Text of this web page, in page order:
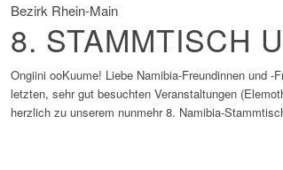
Bezirk Rhein-Main
8. STAMMTISCH
Ongiini ooKuume! Liebe Namibia-Freundinnen und
letzten, sehr gut besuchten Veranstaltungen
herzlich zu unserem nunmehr 8. Namibia-